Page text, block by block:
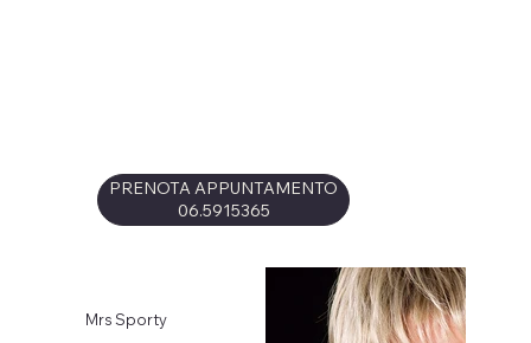
PRENOTA APPUNTAMENTO
06.5915365
Mrs Sporty